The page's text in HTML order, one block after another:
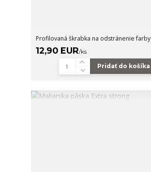
Profilovaná škrabka na odstránenie farby
12,90 EUR/ks
Pridať do košíka